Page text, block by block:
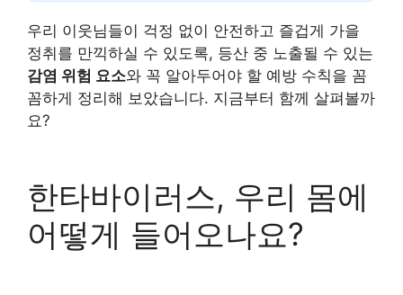
우리 이웃님들이 걱정 없이 안전하고 즐겁게 가을
정취를 만끽하실 수 있도록, 등산 중 노출될 수 있는
감염 위험 요소와 꼭 알아두어야 할 예방 수칙을 꼼
꼼하게 정리해 보았습니다. 지금부터 함께 살펴볼까
요?
한타바이러스, 우리 몸에
어떻게 들어오나요?